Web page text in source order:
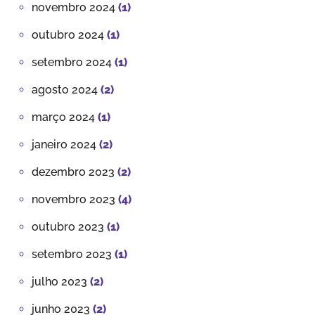
novembro 2024 (1)
outubro 2024 (1)
setembro 2024 (1)
agosto 2024 (2)
março 2024 (1)
janeiro 2024 (2)
dezembro 2023 (2)
novembro 2023 (4)
outubro 2023 (1)
setembro 2023 (1)
julho 2023 (2)
junho 2023 (2)